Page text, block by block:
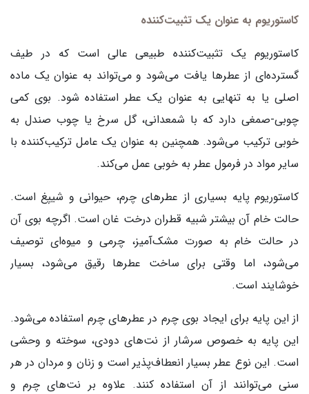
کاستوریوم به عنوان یک تثبیت‌کننده
کاستوریوم یک تثبیت‌کننده طبیعی عالی است که در طیف
گسترده‌ای از عطرها یافت می‌شود و می‌تواند به عنوان یک ماده
اصلی یا به تنهایی به عنوان یک عطر استفاده شود. بوی کمی
چوبی-صمغی دارد که با شمعدانی، گل سرخ یا چوب صندل به
خوبی ترکیب می‌شود. همچنین به عنوان یک عامل ترکیب‌کننده با
سایر مواد در فرمول عطر به خوبی عمل می‌کند.
کاستوریوم پایه بسیاری از عطرهای چرم، حیوانی و شیپغ است.
حالت خام آن بیشتر شبیه قطران درخت غان است. اگرچه بوی آن
در حالت خام به صورت مشک‌آمیز، چرمی و میوه‌ای توصیف
می‌شود، اما وقتی برای ساخت عطرها رقیق می‌شود، بسیار
خوشایند است.
از این پایه برای ایجاد بوی چرم در عطرهای چرم استفاده می‌شود.
این پایه به خصوص سرشار از نت‌های دودی، سوخته و وحشی
است. این نوع عطر بسیار انعطاف‌پذیر است و زنان و مردان در هر
سنی می‌توانند از آن استفاده کنند. علاوه بر نت‌های چرم و